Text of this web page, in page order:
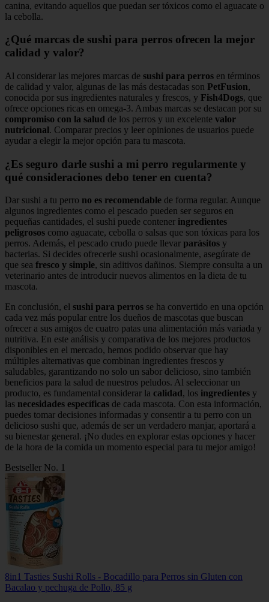
canina, evitando aquellos que puedan ser tóxicos como el aguacate o
la cebolla.
¿Qué marcas de sushi para perros ofrecen la mejor
calidad y valor?
Al considerar las mejores marcas de sushi para perros en términos
de calidad y valor, algunas de las más destacadas son PetFusion,
conocida por sus ingredientes naturales y frescos, y Fish4Dogs, que
ofrece opciones ricas en omega-3. Ambas marcas se destacan por su
compromiso con la salud de los perros y un excelente valor
nutricional. Comparar precios y leer opiniones de usuarios puede
ayudar a elegir la mejor opción para tu mascota.
¿Es seguro darle sushi a mi perro regularmente y
qué consideraciones debo tener en cuenta?
Dar sushi a tu perro no es recomendable de forma regular. Aunque
algunos ingredientes como el pescado pueden ser seguros en
pequeñas cantidades, el sushi puede contener ingredientes
peligrosos como aguacate, cebolla o salsas que son tóxicas para los
perros. Además, el pescado crudo puede llevar parásitos y
bacterias. Si decides ofrecerle sushi ocasionalmente, asegúrate de
que sea fresco y simple, sin aditivos dañinos. Siempre consulta a un
veterinario antes de introducir nuevos alimentos en la dieta de tu
mascota.
En conclusión, el sushi para perros se ha convertido en una opción
cada vez más popular entre los dueños de mascotas que buscan
ofrecer a sus amigos de cuatro patas una alimentación más variada y
nutritiva. En este análisis y comparativa de los mejores productos
disponibles en el mercado, hemos podido observar que hay
múltiples alternativas que combinan ingredientes frescos y
saludables, garantizando no solo un sabor delicioso, sino también
beneficios para la salud de nuestros peludos. Al seleccionar un
producto, es fundamental considerar la calidad , los ingredientes y
las necesidades específicas de cada mascota. Con esta información,
puedes tomar decisiones informadas y consentir a tu perro con un
delicioso sushi que, además de ser un verdadero manjar, aportará a
su bienestar general. ¡No dudes en explorar estas opciones y hacer
de la hora de la comida un momento especial para tu mejor amigo!
Bestseller No. 1
8in1 Tasties Sushi Rolls - Bocadillo para Perros sin Gluten con
Bacalao y pechuga de Pollo, 85 g